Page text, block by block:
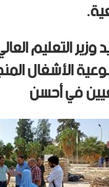
التعليم
الأشغال
في أحسن